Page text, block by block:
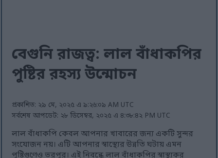
বেগুনি রাজত্ব: লাল বাঁধাকপির
পুষ্টির রহস্য উন্মোচন
প্রকাশিত: ২৯ মে, ২০২৫ এ ৯:২৬:০৯ AM UTC
সর্বশেষ আপডেট: ২৮ ডিসেম্বর, ২০২৫ এ ৪:৩৮:৪২ PM UTC
লাল বাঁধাকপি কেবল আপনার খাবারের জন্য একটি সুন্দর
সংযোজন নয়। এটি আপনার স্বাস্থ্যের উন্নতি ঘটায় এমন
পুষ্টিগুণেও ভরপুর। এই নিবন্ধে লাল বাঁধাকপির স্বাস্থ্যকর